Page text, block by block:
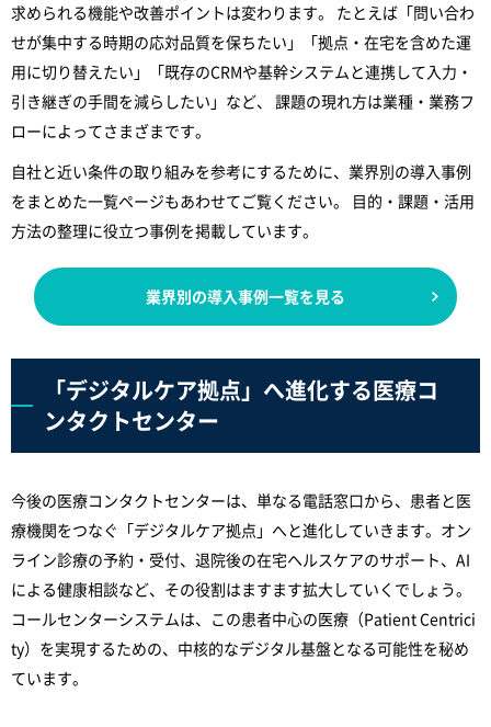
求められる機能や改善ポイントは変わります。 たとえば「問い合わ
せが集中する時期の応対品質を保ちたい」「拠点・在宅を含めた運
用に切り替えたい」「既存のCRMや基幹システムと連携して入力・
引き継ぎの手間を減らしたい」など、 課題の現れ方は業種・業務フ
ローによってさまざまです。
自社と近い条件の取り組みを参考にするために、業界別の導入事例
をまとめた一覧ページもあわせてご覧ください。 目的・課題・活用
方法の整理に役立つ事例を掲載しています。
業界別の導入事例一覧を見る
「デジタルケア拠点」へ進化する医療コ
ンタクトセンター
今後の医療コンタクトセンターは、単なる電話窓口から、患者と医
療機関をつなぐ「デジタルケア拠点」へと進化していきます。オン
ライン診療の予約・受付、退院後の在宅ヘルスケアのサポート、AI
による健康相談など、その役割はますます拡大していくでしょう。
コールセンターシステムは、この患者中心の医療（Patient Centrici
ty）を実現するための、中核的なデジタル基盤となる可能性を秘め
ています。